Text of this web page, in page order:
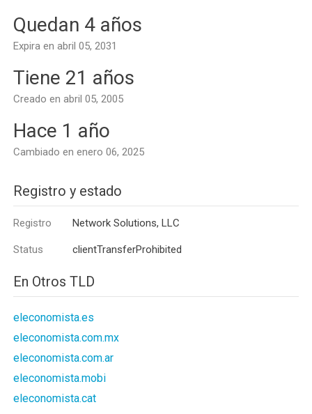
Quedan 4 años
Expira en abril 05, 2031
Tiene 21 años
Creado en abril 05, 2005
Hace 1 año
Cambiado en enero 06, 2025
Registro y estado
Registro Network Solutions, LLC
Status clientTransferProhibited
En Otros TLD
eleconomista.es
eleconomista.com.mx
eleconomista.com.ar
eleconomista.mobi
eleconomista.cat